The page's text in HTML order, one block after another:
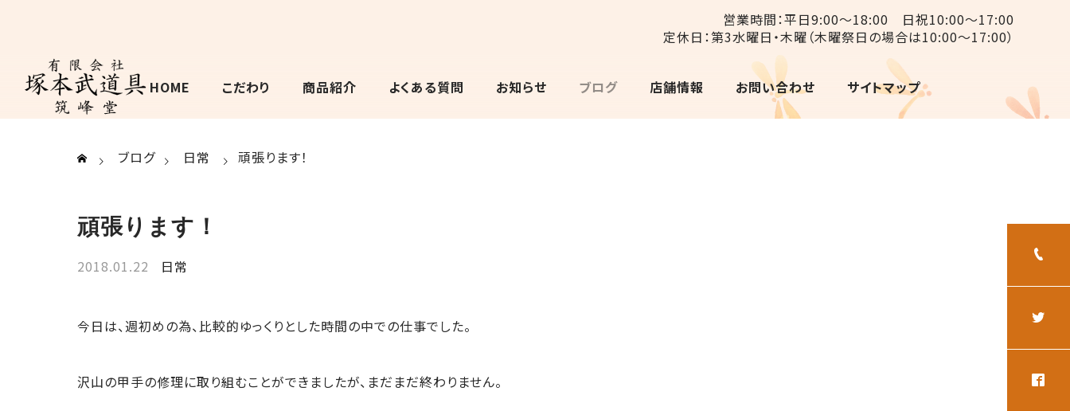
営業時間：平日9:00〜18:00 日祝10:00〜17:00
定休日：第3水曜日・木曜（木曜祭日の場合は10:00〜17:00）
HOME こだわり 商品紹介 よくある質問 お知らせ ブログ 店舗情報 お問い合わせ サイトマップ
ブログ 日常 頑張ります！
頑張ります！
2018.01.22 日常
今日は、週初めの為、比較的ゆっくりとした時間の中での仕事でした。
沢山の甲手の修理に取り組むことができましたが、まだまだ終わりません。